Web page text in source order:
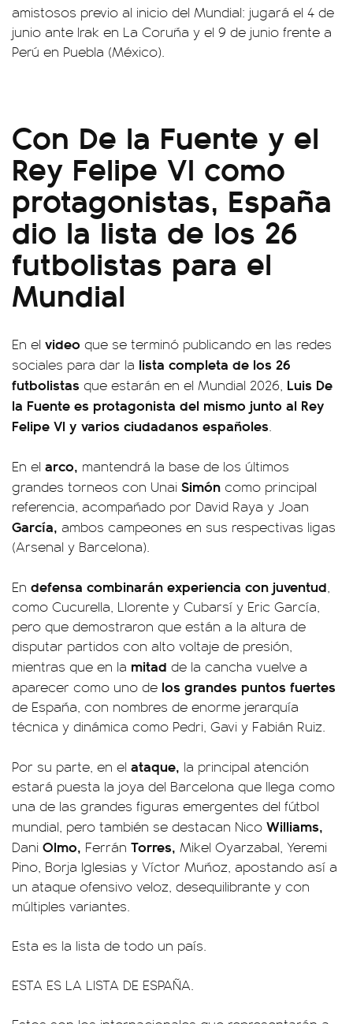
amistosos previo al inicio del Mundial: jugará el 4 de
junio ante Irak en La Coruña y el 9 de junio frente a
Perú en Puebla (México).
Con De la Fuente y el
Rey Felipe VI como
protagonistas, España
dio la lista de los 26
futbolistas para el
Mundial
En el video que se terminó publicando en las redes
sociales para dar la lista completa de los 26
futbolistas que estarán en el Mundial 2026, Luis De
la Fuente es protagonista del mismo junto al Rey
Felipe VI y varios ciudadanos españoles.
En el arco, mantendrá la base de los últimos
grandes torneos con Unai Simón como principal
referencia, acompañado por David Raya y Joan
García, ambos campeones en sus respectivas ligas
(Arsenal y Barcelona).
En defensa combinarán experiencia con juventud,
como Cucurella, Llorente y Cubarsí y Eric García,
pero que demostraron que están a la altura de
disputar partidos con alto voltaje de presión,
mientras que en la mitad de la cancha vuelve a
aparecer como uno de los grandes puntos fuertes
de España, con nombres de enorme jerarquía
técnica y dinámica como Pedri, Gavi y Fabián Ruiz.
Por su parte, en el ataque, la principal atención
estará puesta la joya del Barcelona que llega como
una de las grandes figuras emergentes del fútbol
mundial, pero también se destacan Nico Williams,
Dani Olmo, Ferrán Torres, Mikel Oyarzabal, Yeremi
Pino, Borja Iglesias y Víctor Muñoz, apostando así a
un ataque ofensivo veloz, desequilibrante y con
múltiples variantes.
Esta es la lista de todo un país.
ESTA ES LA LISTA DE ESPAÑA.